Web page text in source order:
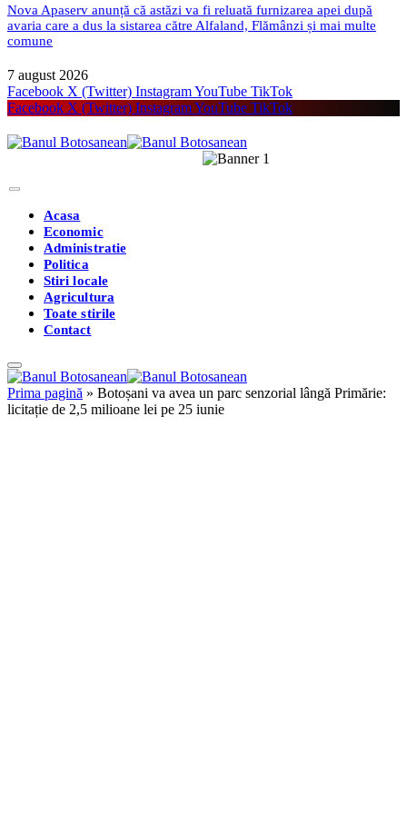
Nova Apaserv anunță că astăzi va fi reluată furnizarea apei după
avaria care a dus la sistarea către Alfaland, Flămânzi și mai multe
comune
7 august 2026
Facebook X (Twitter) InstagramYouTube TikTok
Facebook X (Twitter) InstagramYouTube TikTok
Acasa
Economic
Administratie
Politica
Stiri locale
Agricultura
Toate stirile
Contact
Prima pagină » Botoșani va avea un parc senzorial lângă Primărie:
licitație de 2,5 milioane lei pe 25 iunie